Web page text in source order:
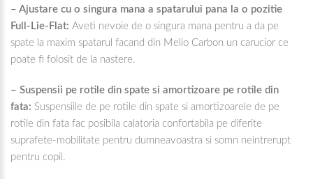
– Ajustare cu o singura mana a spatarului pana la o pozitie
Full-Lie-Flat: Aveti nevoie de o singura mana pentru a da pe
spate la maxim spatarul facand din Melio Carbon un carucior ce
poate fi folosit de la nastere.
– Suspensii pe rotile din spate si amortizoare pe rotile din
fata: Suspensiile de pe rotile din spate si amortizoarele de pe
rotile din fata fac posibila calatoria confortabila pe diferite
suprafete-mobilitate pentru dumneavoastra si somn neintrerupt
pentru copil.